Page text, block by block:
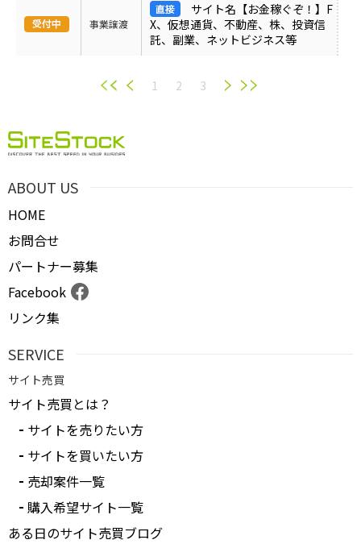
事業譲渡
サイト名【お金稼ぐぞ！】F
X、仮想通貨、不動産、株、投資信
託、副業、ネットビジネス等
1 2 3
ABOUT US
HOME
お問合せ
パートナー募集
Facebook
リンク集
SERVICE
サイト売買
サイト売買とは？
サイトを売りたい方
サイトを買いたい方
売却案件一覧
購入希望サイト一覧
ある日のサイト売買ブログ